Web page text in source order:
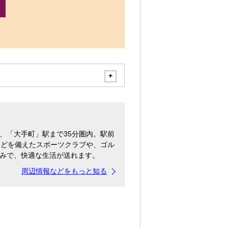
「大手町」駅まで35分圏内。駅前
を備えたスポーツクラブや、ゴル
、快適な生活が送れます。
周辺情報などをもっと知る